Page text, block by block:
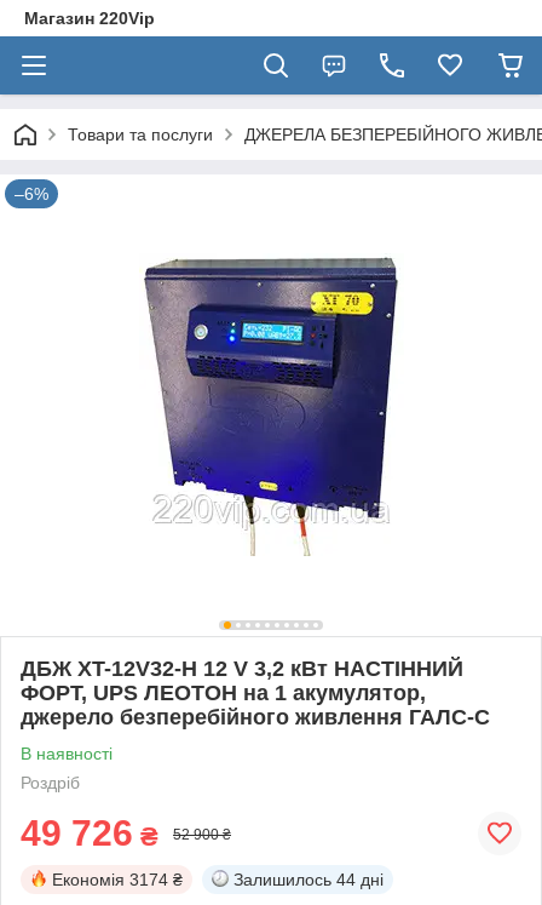
Магазин 220Vip
Товари та послуги ДЖЕРЕЛА БЕЗПЕРЕБІЙНОГО
–6%
ДБЖ XT-12V32-H 12 V 3,2 кВт НАСТІННИЙ
ФОРТ, UPS ЛЕОТОН на 1 акумулятор,
джерело безперебійного живлення ГАЛС-С
В наявності
Роздріб
49 726 ₴ 52 900 ₴
Економія 3174 ₴ Залишилось 44 дні